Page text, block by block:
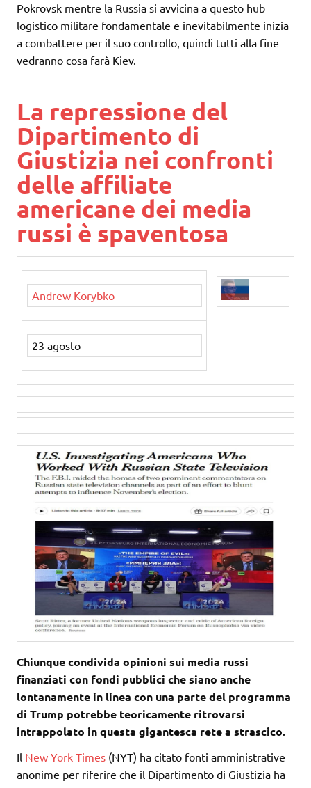
Pokrovsk mentre la Russia si avvicina a questo hub
logistico militare fondamentale e inevitabilmente inizia
a combattere per il suo controllo, quindi tutti alla fine
vedranno cosa farà Kiev.
La repressione del
Dipartimento di
Giustizia nei confronti
delle affiliate
americane dei media
russi è spaventosa
Andrew Korybko
23 agosto
Chiunque condivida opinioni sui media russi
finanziati con fondi pubblici che siano anche
lontanamente in linea con una parte del programma
di Trump potrebbe teoricamente ritrovarsi
intrappolato in questa gigantesca rete a strascico.
Il New York Times (NYT) ha citato fonti amministrative
anonime per riferire che il Dipartimento di Giustizia ha